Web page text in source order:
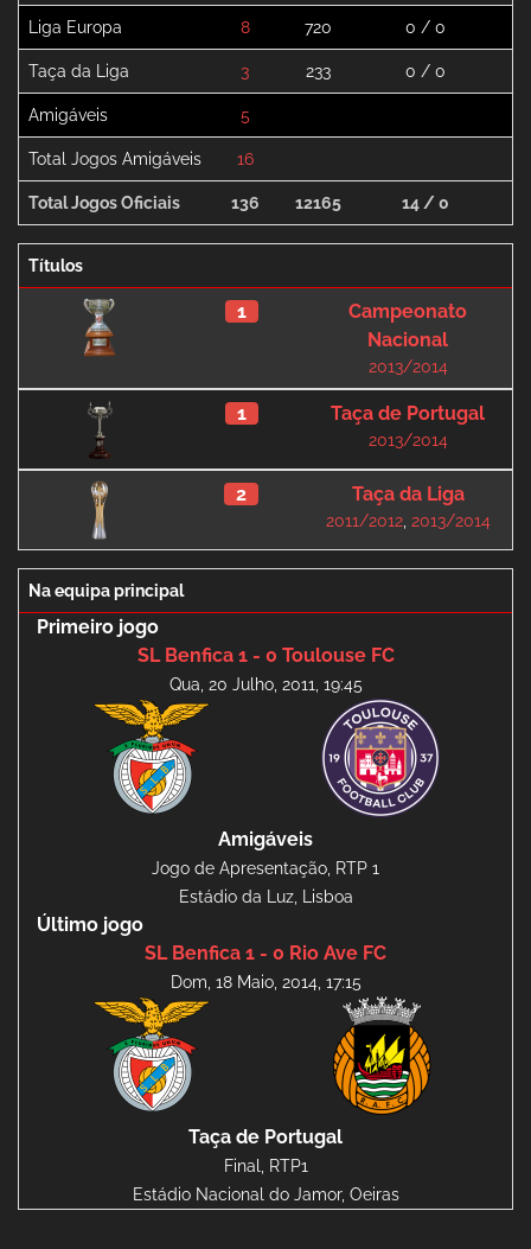
Liga Europa 8 720 0 / 0
Taça da Liga 3 233 0 / 0
Amigáveis 5
Total Jogos Amigáveis 16
Total Jogos Oficiais 136 12165 14 / 0
Títulos
1
Campeonato
Nacional
2013/2014
1 Taça de Portugal
2013/2014
2 Taça da Liga
2011/2012, 2013/2014
Na equipa principal
Primeiro jogo
SL Benfica 1 - 0 Toulouse FC
Qua, 20 Julho, 2011, 19:45
Amigáveis
Jogo de Apresentação, RTP 1
Estádio da Luz, Lisboa
Último jogo
SL Benfica 1 - 0 Rio Ave FC
Dom, 18 Maio, 2014, 17:15
Taça de Portugal
Final, RTP1
Estádio Nacional do Jamor, Oeiras